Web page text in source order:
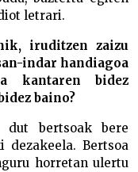
letrari.
iruditzen zaizu
indar handiagoa
kantaren bidez
baino?
dut bertsoak bere
dezakeela. Bertsoa
horretan ulertu